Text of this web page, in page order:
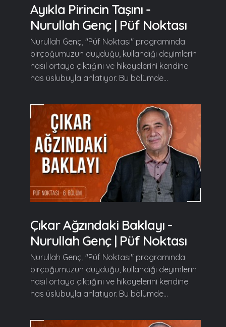
Ayıkla Pirincin Taşını -
Nurullah Genç | Püf Noktası
Nurullah Genç, "Püf Noktası" programında
birçoğumuzun duyduğu, kullandığı deyimlerin
nasıl ortaya çıktığını ve hikayelerini kendine
has üslubuyla anlatıyor. Bu bölümde...
Çıkar Ağzındaki Baklayı -
Nurullah Genç | Püf Noktası
Nurullah Genç, "Püf Noktası" programında
birçoğumuzun duyduğu, kullandığı deyimlerin
nasıl ortaya çıktığını ve hikayelerini kendine
has üslubuyla anlatıyor. Bu bölümde...